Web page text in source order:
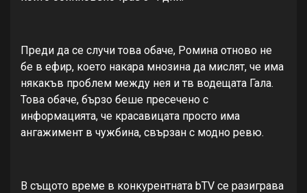
Преди да се случи това обаче, Ромина отново не
бе в ефир, което накара мнозина да мислят, че има
някакъв проблем между нея и тв водещата Гала.
Това обаче, бързо беше пресечено с
информацията, че красавицата просто има
ангажимент в чужбина, свързан с модно ревю.
В същото време в конкурентната bTV се разиграва